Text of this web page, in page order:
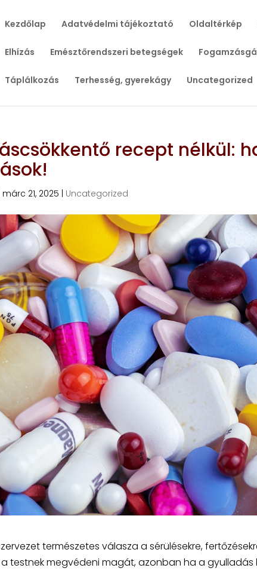
Kezdőlap Adatvédelmi tájékoztató Oldaltérkép
Elhízás Emésztőrendszeri betegségek
Táplálkozás Terhesség, gyerekágy Uncategorized
recept nélkül:
márc 21, 2025 Uncategorized
természetes válasza a sérülésekre,
testnek megvédeni magát, azonban ha a gyulladás